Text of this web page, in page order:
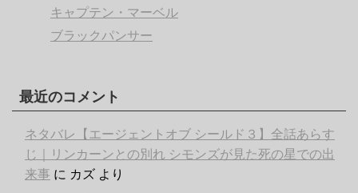
キャプテン・マーベル
ブラックパンサー
最近のコメント
ネタバレ【エージェントオブ シールド３】全話あらす
じ｜リンカーンとの別れ シモンズが見た死の星での出
来事 に カズ より